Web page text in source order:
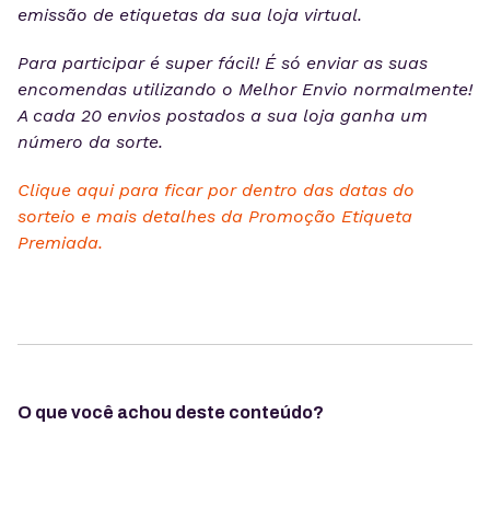
emissão de etiquetas da sua loja virtual.
Para participar é super fácil! É só enviar as suas
encomendas utilizando o Melhor Envio normalmente!
A cada 20 envios postados a sua loja ganha um
número da sorte.
Clique aqui para ficar por dentro das datas do
sorteio e mais detalhes da Promoção Etiqueta
Premiada.
O que você achou deste conteúdo?